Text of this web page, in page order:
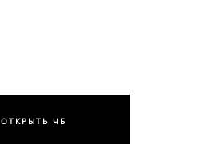
ОТКРЫТЬ ЧБ